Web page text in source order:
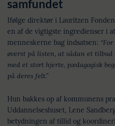
samfundet
Ifølge direktør i Lauritzen
en af de vigtigste ingredienser i
menneskerne bag indsatsen:
øverst på listen, at sådan et
med et stort hjerte, pædagogisk
på deres felt.”
Hun bakkes op af kommunens
Uddannelseshuset, Lene
betydningen af tillid og